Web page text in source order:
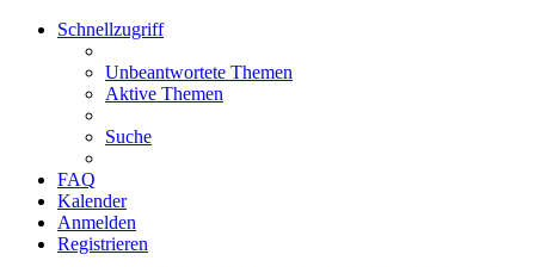
Schnellzugriff
Unbeantwortete Themen
Aktive Themen
Suche
FAQ
Kalender
Anmelden
Registrieren